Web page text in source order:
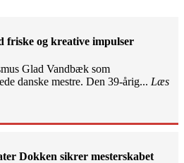
friske og kreative impulser
Glad Vandbæk som
danske mestre. Den 39-årig... Læs
Dokken sikrer mesterskabet